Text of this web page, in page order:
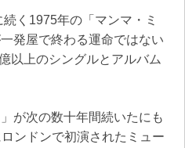
く1975年の「マンマ・ミ
発屋で終わる運命ではない
以上のシングルとアルバム
が次の数十年間続いたにも
ンドンで初演されたミュー